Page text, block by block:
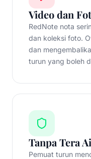
Video dan
RedNote nota
dan koleksi foto.
dan
turun yang boleh
Tanpa Tera
Pemuat turun